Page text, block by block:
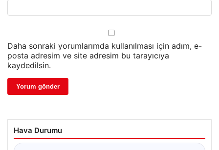
Daha sonraki yorumlarımda kullanılması için adım, e-
posta adresim ve site adresim bu tarayıcıya
kaydedilsin.
Hava Durumu